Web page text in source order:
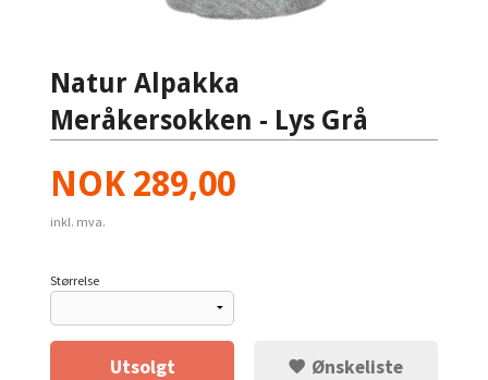
Natur Alpakka
Meråkersokken - Lys Grå
Pris
NOK 289,00
inkl. mva.
Størrelse
Utsolgt Ønskeliste